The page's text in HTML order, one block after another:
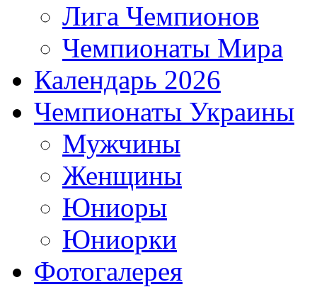
Лига Чемпионов
Чемпионаты Мира
Календарь 2026
Чемпионаты Украины
Мужчины
Женщины
Юниоры
Юниорки
Фотогалерея